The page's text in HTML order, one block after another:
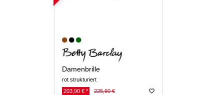
Damenbrille
rot strukturiert
203,90 € *
225,90 €